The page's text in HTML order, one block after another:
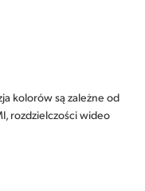
kolorów są zależne od
rozdzielczości wideo